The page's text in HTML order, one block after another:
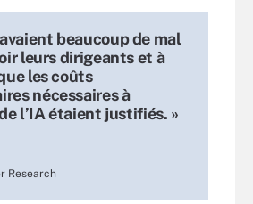
beaucoup de mal
leurs dirigeants et à
les coûts
nécessaires à
l’IA étaient justifiés. »
Research